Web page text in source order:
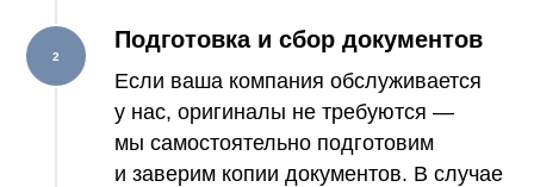
Подготовка и сбор документов
Если ваша компания обслуживается
у нас, оригиналы не требуются —
мы самостоятельно подготовим
и заверим копии документов. В случае